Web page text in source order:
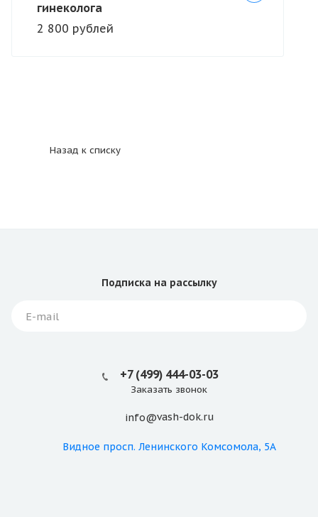
гинеколога
2 800 рублей
Назад к списку
Подписка на рассылку
+7 (499) 444-03-03
Заказать звонок
info@vash-dok.ru
Видное просп. Ленинского Комсомола, 5А